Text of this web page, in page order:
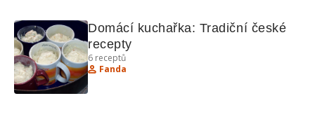
Domácí kuchařka: Tradiční české
recepty
6 receptů
Fanda